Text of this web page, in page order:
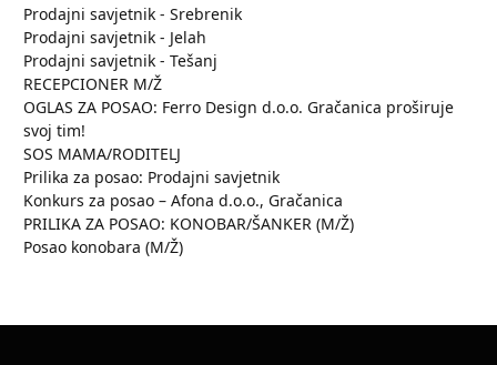
Prodajni savjetnik - Srebrenik
Prodajni savjetnik - Jelah
Prodajni savjetnik - Tešanj
RECEPCIONER M/Ž
OGLAS ZA POSAO: Ferro Design d.o.o. Gračanica proširuje
svoj tim!
SOS MAMA/RODITELJ
Prilika za posao: Prodajni savjetnik
Konkurs za posao – Afona d.o.o., Gračanica
PRILIKA ZA POSAO: KONOBAR/ŠANKER (M/Ž)
Posao konobara (M/Ž)